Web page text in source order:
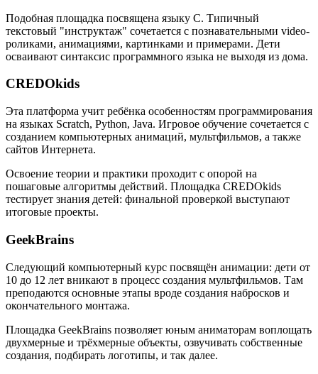
Подобная площадка посвящена языку C. Типичный
текстовый "инструктаж" сочетается с познавательными video-
роликами, анимациями, картинками и примерами. Дети
осваивают синтаксис программного языка не выходя из дома.
CREDOkids
Эта платформа учит ребёнка особенностям программирования
на языках Scratch, Python, Java. Игровое обучение сочетается с
созданием компьютерных анимаций, мультфильмов, а также
сайтов Интернета.
Освоение теории и практики проходит с опорой на
пошаговые алгоритмы действий. Площадка CREDOkids
тестирует знания детей: финальной проверкой выступают
итоговые проекты.
GeekBrains
Следующий компьютерный курс посвящён анимации: дети от
10 до 12 лет вникают в процесс создания мультфильмов. Там
преподаются основные этапы вроде создания набросков и
окончательного монтажа.
Площадка GeekBrains позволяет юным аниматорам воплощать
двухмерные и трёхмерные объекты, озвучивать собственные
создания, подбирать логотипы, и так далее.